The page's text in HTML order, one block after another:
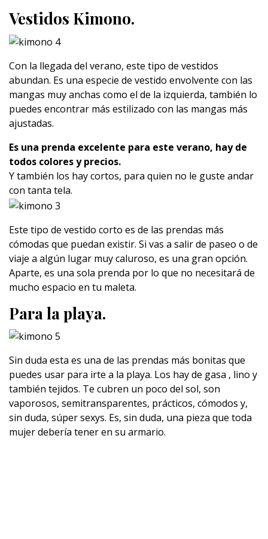
Vestidos Kimono.
Con la llegada del verano, este tipo de vestidos
abundan. Es una especie de vestido envolvente con las
mangas muy anchas como el de la izquierda, también lo
puedes encontrar más estilizado con las mangas más
ajustadas.
Es una prenda excelente para este verano, hay de
todos colores y precios.
Y también los hay cortos, para quien no le guste andar
con tanta tela.
Este tipo de vestido corto es de las prendas más
cómodas que puedan existir. Si vas a salir de paseo o de
viaje a algún lugar muy caluroso, es una gran opción.
Aparte, es una sola prenda por lo que no necesitará de
mucho espacio en tu maleta.
Para la playa.
Sin duda esta es una de las prendas más bonitas que
puedes usar para irte a la playa. Los hay de gasa , lino y
también tejidos. Te cubren un poco del sol, son
vaporosos, semitransparentes, prácticos, cómodos y,
sin duda, súper sexys. Es, sin duda, una pieza que toda
mujer debería tener en su armario.